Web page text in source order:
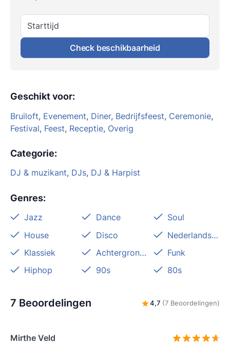
Starttijd
Check beschikbaarheid
Geschikt voor:
Bruiloft, Evenement, Diner, Bedrijfsfeest, Ceremonie,
Festival, Feest, Receptie, Overig
Categorie:
DJ & muzikant, DJs, DJ & Harpist
Genres:
Jazz Dance
Soul
House
Disco
Nederlandstalig
Klassiek
Achtergrondmuziek
Funk
Hiphop
90s 80s
7 Beoordelingen 4,7 (7 Beoordelingen)
Mirthe Veld